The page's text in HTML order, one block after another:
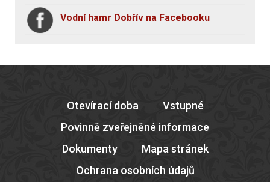
Vodní hamr Dobřív na Facebooku
Otevírací doba
Vstupné
Povinně zveřejněné informace
Dokumenty
Mapa stránek
Ochrana osobních údajů